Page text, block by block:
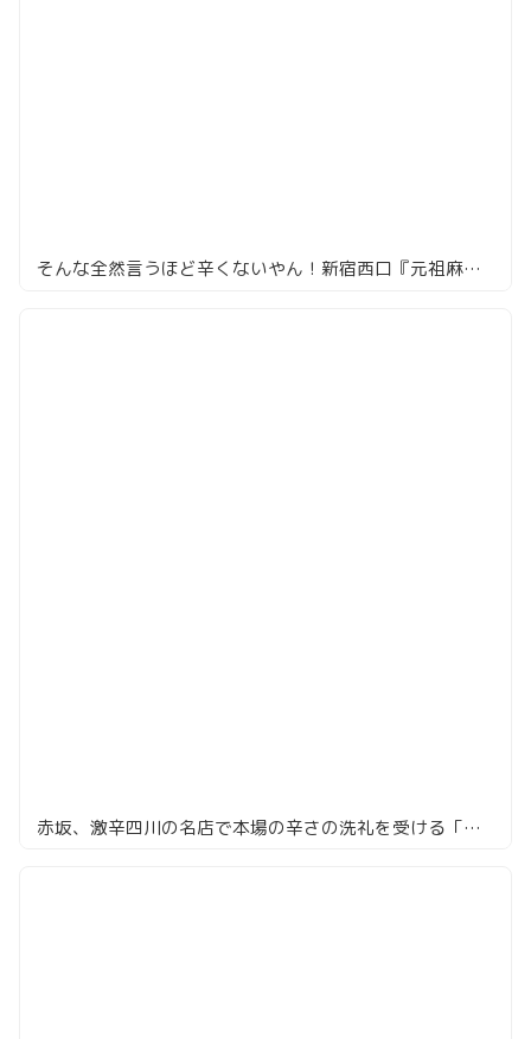
そんな全然言うほど辛くないやん！新宿西口『元祖麻婆豆腐 新宿店』の麻婆豆腐
赤坂、激辛四川の名店で本場の辛さの洗礼を受ける「望蜀瀘」